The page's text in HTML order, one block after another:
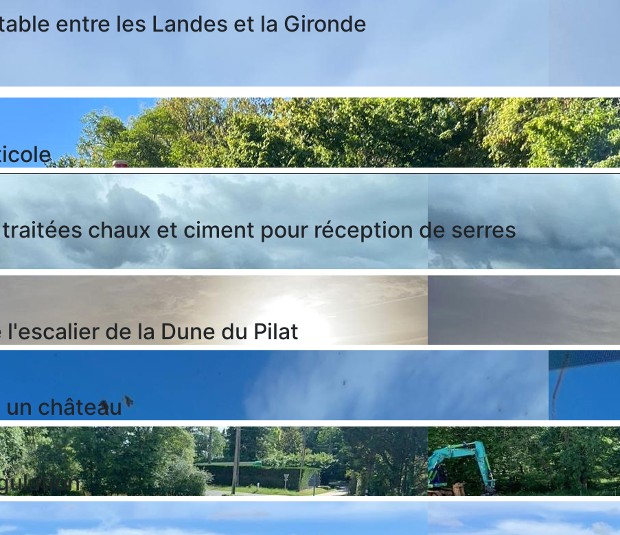
entre les Landes et la Gironde
chaux et ciment pour réception de serres
de la Dune du Pilat
château